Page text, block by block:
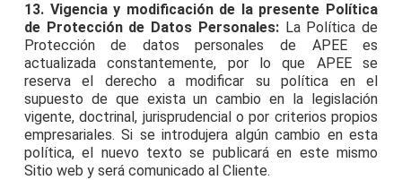
13. Vigencia y modificación de la presente Política
de Protección de Datos Personales: La Política de
Protección de datos personales de APEE es
actualizada constantemente, por lo que APEE se
reserva el derecho a modificar su política en el
supuesto de que exista un cambio en la legislación
vigente, doctrinal, jurisprudencial o por criterios propios
empresariales. Si se introdujera algún cambio en esta
política, el nuevo texto se publicará en este mismo
Sitio web y será comunicado al Cliente.